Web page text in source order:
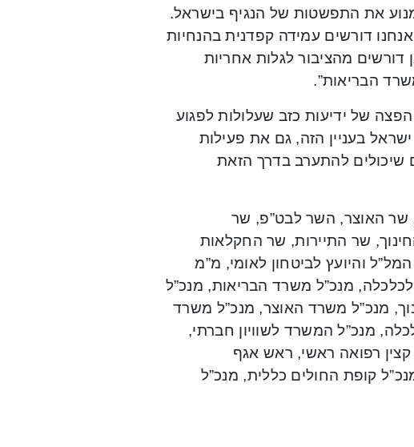
את התפשטות של הנגיף בישראל.
דורשים עמידה קפדנית בהנחיות
מהציבור לגלות אחריות
הבריאות”.
של ידיעות כזב שעלולות לפגוע
בעניין הזה, גם את פעילות
שיכולים להתערב בדרך הזאת
האוצר, השר לבט”פ, שר
שר התיירות, שר החקלאות
והיועץ לביטחון לאומי, מ”מ
מנכ”ל משרד הבריאות, מנכ”ל
מנכ”ל משרד האוצר, מנכ”ל משרד
מנכ”ל המשרד לשוויון חברתי,
קצין רפואה ראשי, ראש אגף
קופת החולים כללית, מנכ”ל